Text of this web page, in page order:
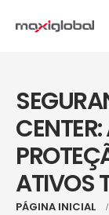
ATIVOS
PÁGINA INICIAL